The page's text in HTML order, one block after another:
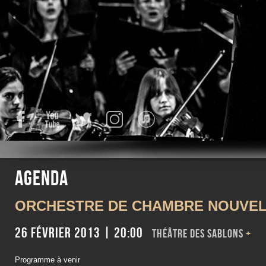
FacebookYouTube Twitter InstagramiTunes
Agenda
ORCHESTRE DE CHAMBRE
26 février 2013 | 20:00 Théâtre des Sablons +
Programme à venir